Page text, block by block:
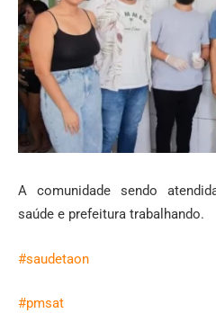
A comunidade sendo
saúde e prefeitura trabalhando.
#saudetaon
#pmsat